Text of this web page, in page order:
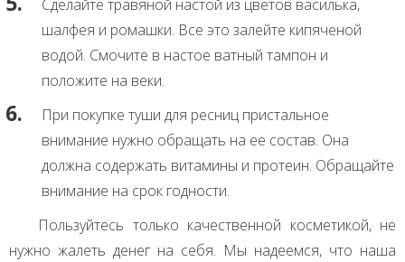
Сделайте травяной настой из цветов василька,
шалфея и ромашки. Все это залейте кипяченой
водой. Смочите в настое ватный тампон и
положите на веки.
При покупке туши для ресниц пристальное
внимание нужно обращать на ее состав. Она
должна содержать витамины и протеин. Обращайте
внимание на срок годности.
Пользуйтесь только качественной косметикой, не
нужно жалеть денег на себя. Мы надеемся, что наша